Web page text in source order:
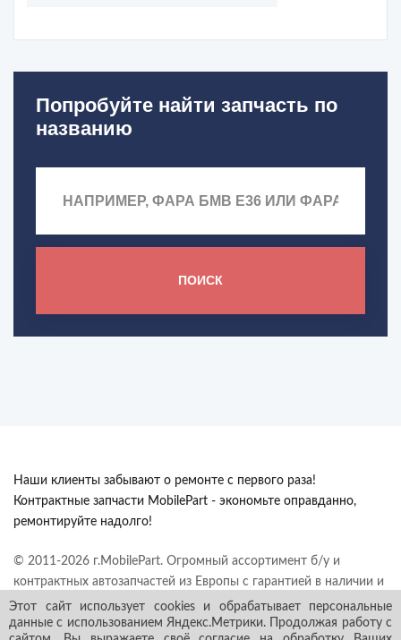
Попробуйте найти запчасть по
названию
ПОИСК
Наши клиенты забывают о ремонте с первого раза!
Контрактные запчасти MobilePart - экономьте оправданно,
ремонтируйте надолго!
© 2011-2026 г.MobilePart. Огромный ассортимент б/у и
контрактных автозапчастей из Европы с гарантией в наличии и
под заказ. Все права защищены.
Этот сайт использует cookies и обрабатывает персональные
данные с использованием Яндекс.Метрики. Продолжая работу с